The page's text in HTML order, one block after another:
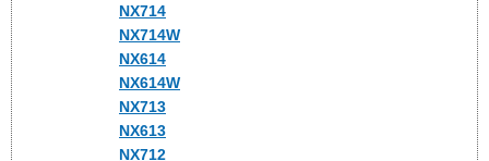
NX714
NX714W
NX614
NX614W
NX713
NX613
NX712